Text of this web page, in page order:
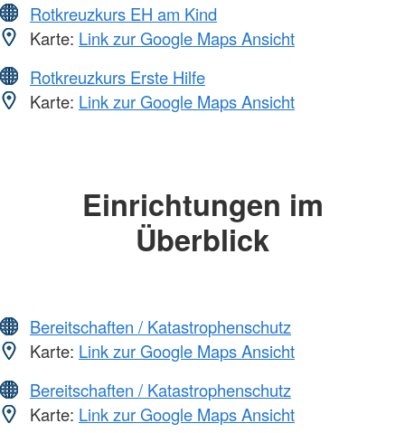
Rotkreuzkurs EH am Kind
Karte: Link zur Google Maps Ansicht
Rotkreuzkurs Erste Hilfe
Karte: Link zur Google Maps Ansicht
Einrichtungen im
Überblick
Bereitschaften / Katastrophenschutz
Karte: Link zur Google Maps Ansicht
Bereitschaften / Katastrophenschutz
Karte: Link zur Google Maps Ansicht